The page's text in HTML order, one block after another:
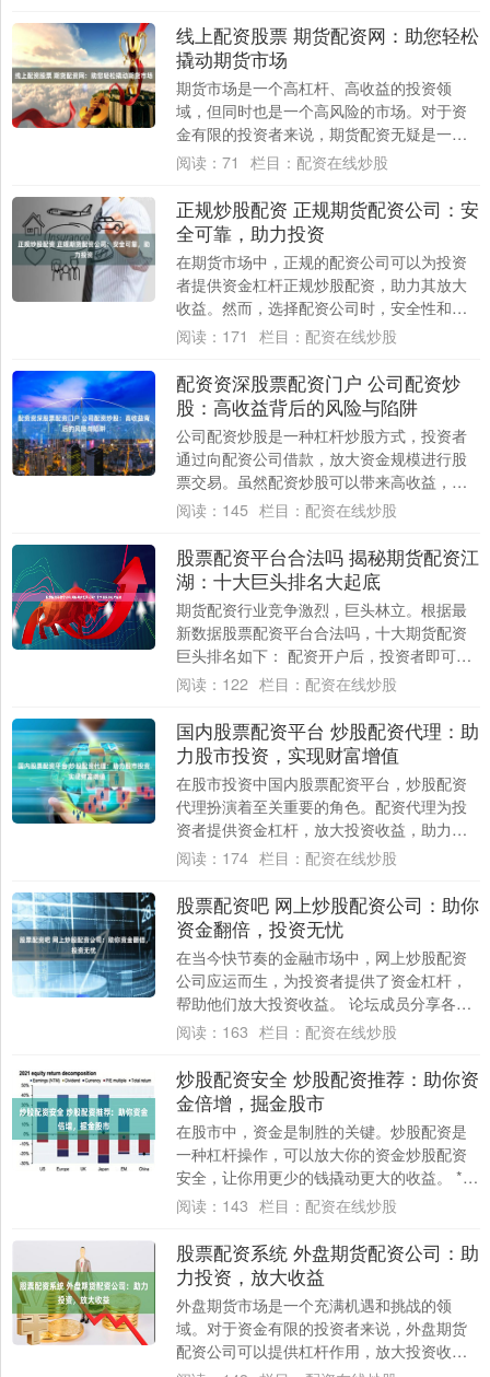
线上配资股票 期货配资网：助您轻松
撬动期货市场
期货市场是一个高杠杆、高收益的投资领
域，但同时也是一个高风险的市场。对于资
金有限的投资者来说，期货配资无疑是一个
绝佳的解决方案。 1. **选择配资公司：**
阅读： 71 栏目： 配资在线炒股
正规炒股配资 正规期货配资公司：安
全可靠，助力投资
在期货市场中，正规的配资公司可以为投资
者提供资金杠杆正规炒股配资，助力其放大
收益。然而，选择配资公司时，安全性和可
靠性至关重要。 * **放大收益：**杠杆资金....
阅读： 171 栏目： 配资在线炒股
配资资深股票配资门户 公司配资炒
股：高收益背后的风险与陷阱
公司配资炒股是一种杠杆炒股方式，投资者
通过向配资公司借款，放大资金规模进行股
票交易。虽然配资炒股可以带来高收益，但
也存在着巨大的风险和陷阱。 * **合法合
阅读： 145 栏目： 配资在线炒股
股票配资平台合法吗 揭秘期货配资江
湖：十大巨头排名大起底
期货配资行业竞争激烈，巨头林立。根据最
新数据股票配资平台合法吗，十大期货配资
巨头排名如下： 配资开户后，投资者即可获
得配资资金。配资资金可以用于购买股票、
阅读： 122 栏目： 配资在线炒股
国内股票配资平台 炒股配资代理：助
力股市投资，实现财富增值
在股市投资中国内股票配资平台，炒股配资
代理扮演着至关重要的角色。配资代理为投
资者提供资金杠杆，放大投资收益，助力实
现财富增值。 * **放大收益率：**通过杠杆....
阅读： 174 栏目： 配资在线炒股
股票配资吧 网上炒股配资公司：助你
资金翻倍，投资无忧
在当今快节奏的金融市场中，网上炒股配资
公司应运而生，为投资者提供了资金杠杆，
帮助他们放大投资收益。 论坛成员分享各种
投资策略，从长期持有到短线交易。他们讨
阅读： 163 栏目： 配资在线炒股
炒股配资安全 炒股配资推荐：助你资
金倍增，掘金股市
在股市中，资金是制胜的关键。炒股配资是
一种杠杆操作，可以放大你的资金炒股配资
安全，让你用更少的钱撬动更大的收益。 * **
无息负担：**投资者无需支付利息费用，....
阅读： 143 栏目： 配资在线炒股
股票配资系统 外盘期货配资公司：助
力投资，放大收益
外盘期货市场是一个充满机遇和挑战的领
域。对于资金有限的投资者来说，外盘期货
配资公司可以提供杠杆作用，放大投资收